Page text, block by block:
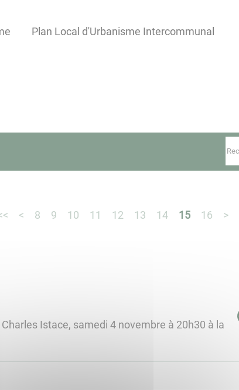
Plan Local d'Urbanisme Intercommunal
< 8 9 10 11 12 13 14 15 16 >
Istace, samedi 4 novembre à 20h30 à la